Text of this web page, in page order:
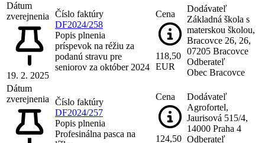
Dátum
zverejnenia
19. 2. 2025
Číslo faktúry
DF2024/258
Popis plnenia
príspevok na réžiu za
podanú stravu pre
seniorov za október 2024
Cena
118,50
EUR
Dodávateľ
Základná škola s
materskou školou,
Bracovce 26, 26,
07205 Bracovce
Odberateľ
Obec Bracovce
Dátum
zverejnenia Číslo faktúry
DF2024/257
Popis plnenia
Profesinálna pasca na
Cena
124,50
Dodávateľ
Agrofortel,
Jaurisová 515/4,
14000 Praha 4
Odberateľ